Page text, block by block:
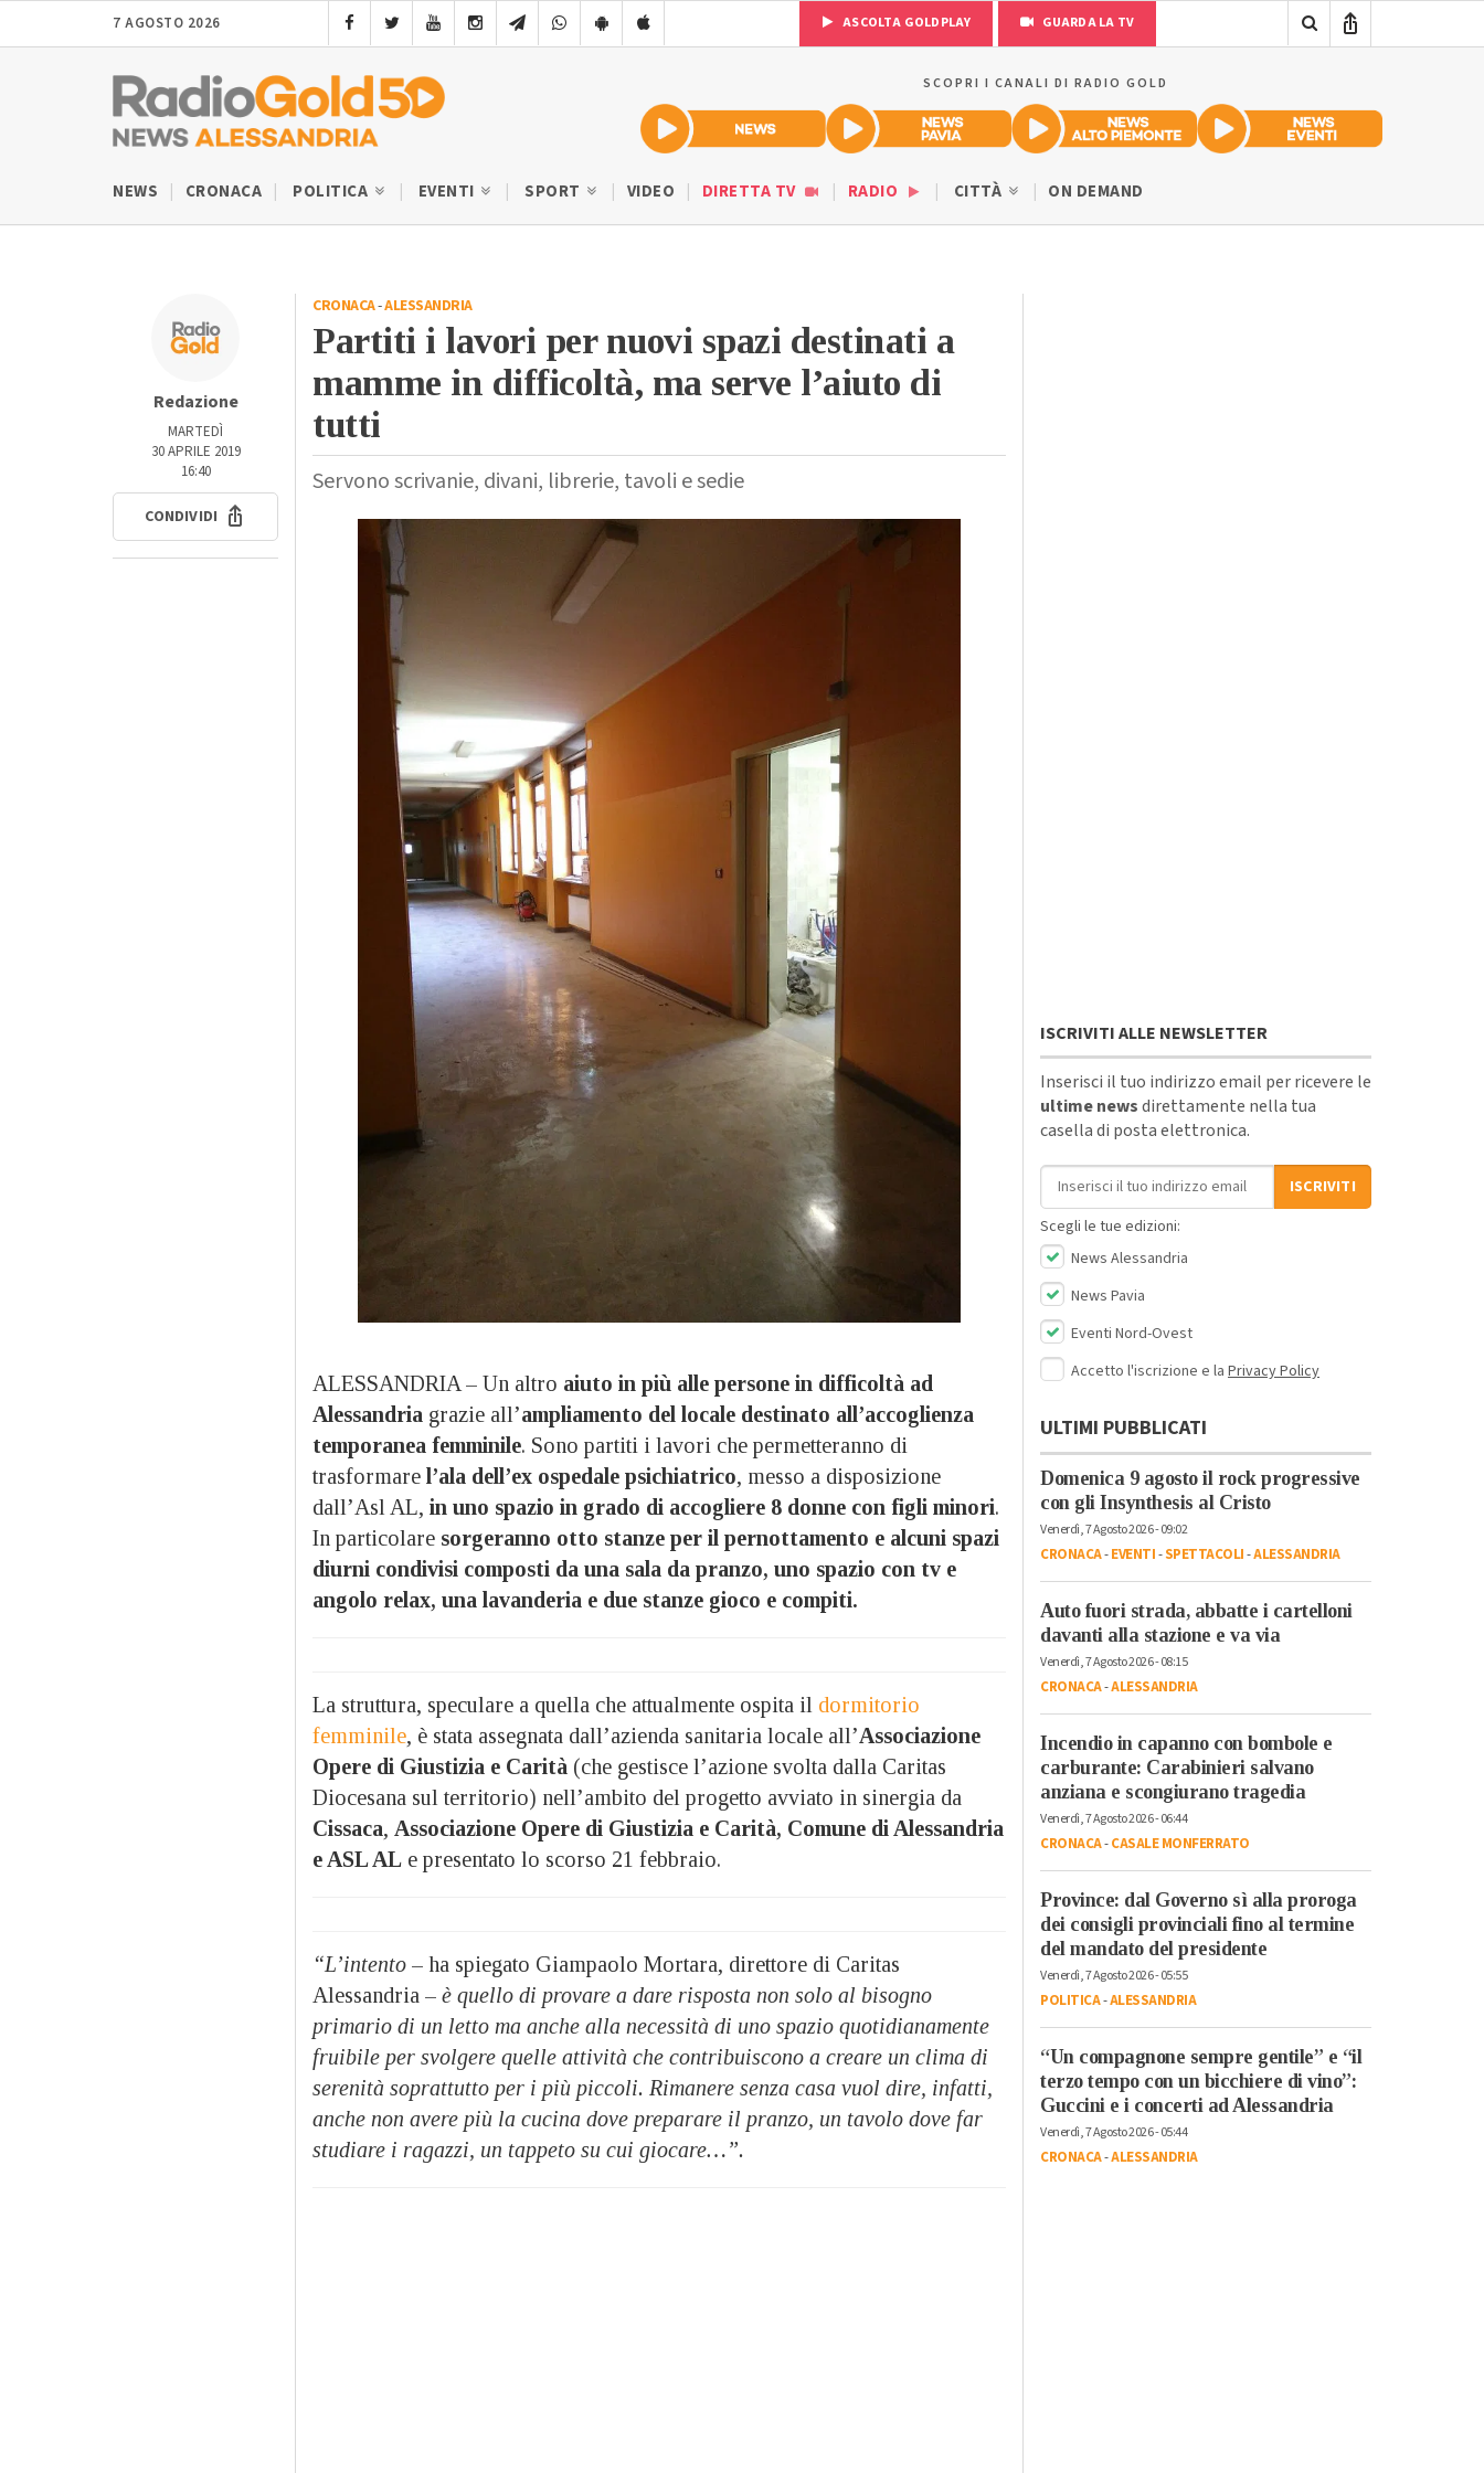
7 AGOSTO 2026 ASCOLTA GOLDPLAY GUARDA LA TV
SCOPRI I CANALI DI RADIO GOLD
NEWS CRONACA POLITICA EVENTI SPORT VIDEO DIRETTA TV RADIO CITTÀ ON DEMAND
Redazione
MARTEDÌ
30 APRILE 2019
16:40
CONDIVIDI
CRONACA-ALESSANDRIA
Partiti i lavori per nuovi spazi destinati a
mamme in difficoltà, ma serve l’aiuto di
tutti
Servono scrivanie, divani, librerie, tavoli e sedie
ALESSANDRIA – Un altro aiuto in più alle persone in difficoltà ad
Alessandria grazie all’ampliamento del locale destinato all’accoglienza
temporanea femminile. Sono partiti i lavori che permetteranno di
trasformare l’ala dell’ex ospedale psichiatrico, messo a disposizione
dall’Asl AL, in uno spazio in grado di accogliere 8 donne con figli minori.
In particolare sorgeranno otto stanze per il pernottamento e alcuni spazi
diurni condivisi composti da una sala da pranzo, uno spazio con tv e
angolo relax, una lavanderia e due stanze gioco e compiti.
La struttura, speculare a quella che attualmente ospita il dormitorio
femminile, è stata assegnata dall’azienda sanitaria locale all’Associazione
Opere di Giustizia e Carità (che gestisce l’azione svolta dalla Caritas
Diocesana sul territorio) nell’ambito del progetto avviato in sinergia da
Cissaca, Associazione Opere di Giustizia e Carità, Comune di Alessandria
e ASL AL e presentato lo scorso 21 febbraio.
“L’intento – ha spiegato Giampaolo Mortara, direttore di Caritas
Alessandria – è quello di provare a dare risposta non solo al bisogno
primario di un letto ma anche alla necessità di uno spazio quotidianamente
fruibile per svolgere quelle attività che contribuiscono a creare un clima di
serenità soprattutto per i più piccoli. Rimanere senza casa vuol dire, infatti,
anche non avere più la cucina dove preparare il pranzo, un tavolo dove far
studiare i ragazzi, un tappeto su cui giocare…”.
ISCRIVITI ALLE NEWSLETTER
Inserisci il tuo indirizzo email per ricevere le
ultime newsdirettamente nella tua
casella di posta elettronica.
Indirizzo email
ISCRIVITI
Scegli le tue edizioni:
News Alessandria
News Pavia
Eventi Nord-Ovest
Accetto l'iscrizione e la Privacy Policy
ULTIMI PUBBLICATI
Domenica 9 agosto il rock progressive
con gli Insynthesis al Cristo
Venerdì, 7 Agosto 2026 - 09:02
CRONACA-EVENTI-SPETTACOLI-ALESSANDRIA
Auto fuori strada, abbatte i cartelloni
davanti alla stazione e va via
Venerdì, 7 Agosto 2026 - 08:15
CRONACA-ALESSANDRIA
Incendio in capanno con bombole e
carburante: Carabinieri salvano
anziana e scongiurano tragedia
Venerdì, 7 Agosto 2026 - 06:44
CRONACA-CASALE MONFERRATO
Province: dal Governo sì alla proroga
dei consigli provinciali fino al termine
del mandato del presidente
Venerdì, 7 Agosto 2026 - 05:55
POLITICA-ALESSANDRIA
“Un compagnone sempre gentile” e “il
terzo tempo con un bicchiere di vino”:
Guccini e i concerti ad Alessandria
Venerdì, 7 Agosto 2026 - 05:44
CRONACA-ALESSANDRIA